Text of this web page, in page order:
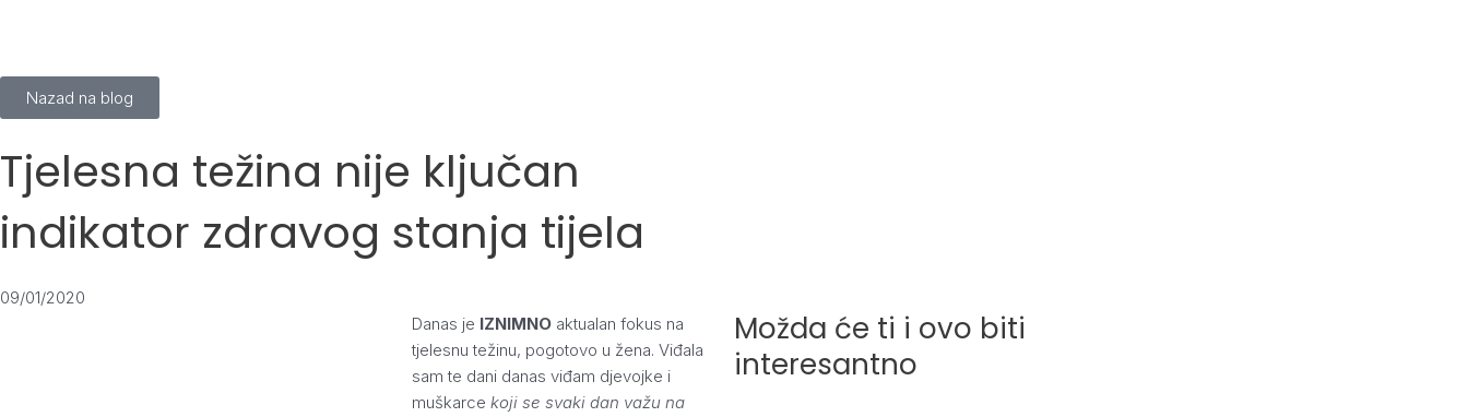
Nazad na blog
Tjelesna težina nije ključan
indikator zdravog stanja tijela
09/01/2020
Danas je IZNIMNO aktualan fokus na
tjelesnu težinu, pogotovo u žena. Viđala
sam te dani danas viđam djevojke i
muškarce koji se svaki dan važu na
Možda će ti i ovo biti
interesantno